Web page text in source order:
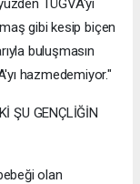
TÜGVA'yı
gibi kesip biçen
buluşmasın
hazmedemiyor."
ŞU GENÇLİĞİN
olan